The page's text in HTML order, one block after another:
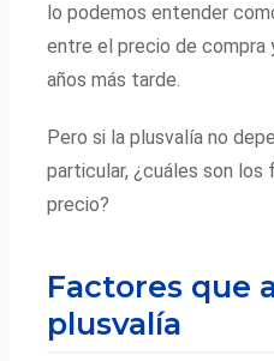
lo podemos entender
entre el precio de compra
años más tarde.
Pero si la plusvalía no
particular, ¿cuáles son
precio?
Factores que
plusvalía